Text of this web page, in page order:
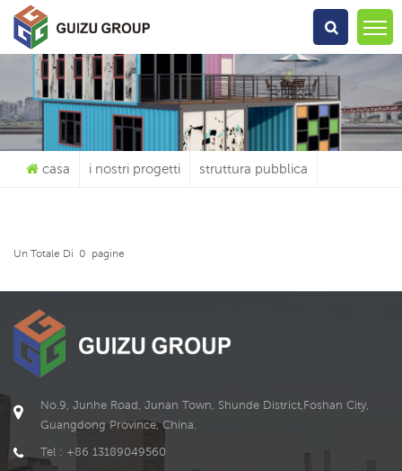
Che Cosa Sta Cercando?
casa i nostri progetti struttura pubblica
Un Totale Di 0 Pagine
No.9, Junhe Road, Junan Town, Shunde District,Foshan City,
Guangdong Province, China.
Tel : +86 13189049560